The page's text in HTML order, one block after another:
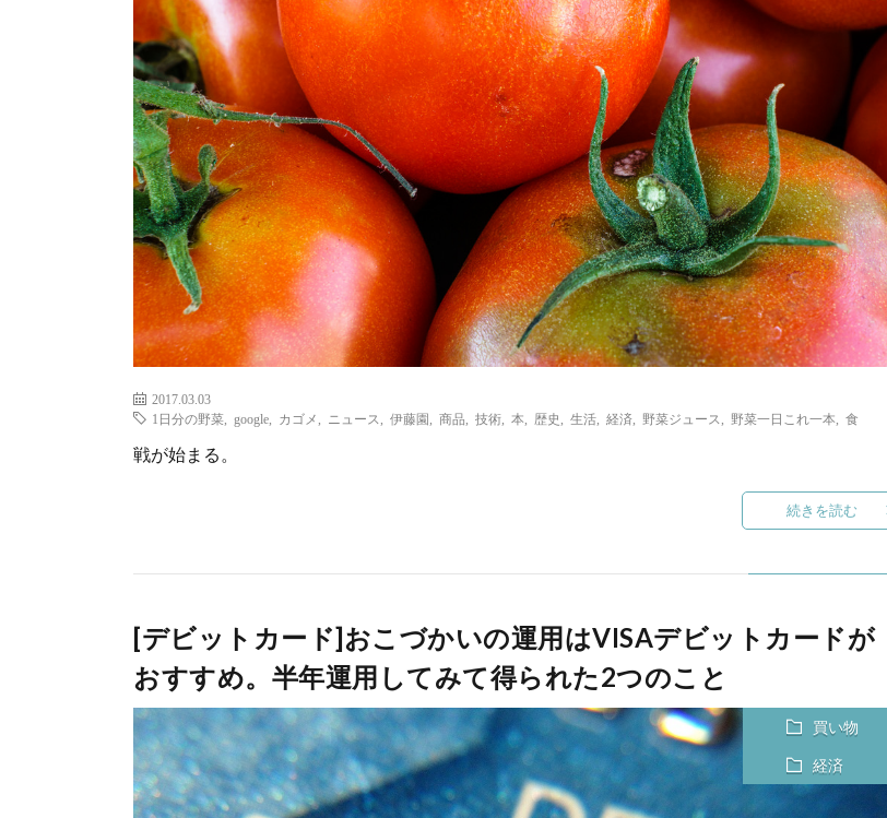
2017.03.03
1日分の野菜
google カゴメ ニュース 伊藤園 商品 技術 本 歴史 生活 経済 野菜ジュース 野菜一日これ一本 食
戦が始まる。
続きを読む
[デビットカード]おこづかいの運用はVISAデビットカードが
おすすめ。半年運用してみて得られた2つのこと
買い物
経済